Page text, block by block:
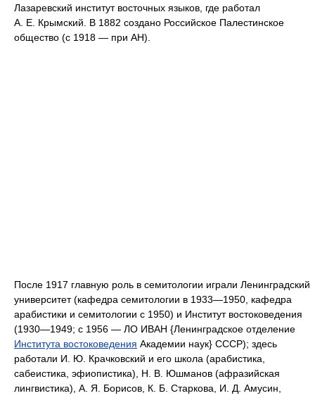
Лазаревский институт восточных языков, где работал
А. Е. Крымский. В 1882 создано Российское Палестинское
общество (с 1918 — при АН).
После 1917 главную роль в семитологии играли Ленинградский
университет (кафедра семитологии в 1933—1950, кафедра
арабистики и семитологии с 1950) и Институт востоковедения
(1930—1949; с 1956 — ЛО ИВАН {Ленинградское отделение
Института востоковедения Академии наук} СССР); здесь
работали И. Ю. Крачковский и его школа (арабистика,
сабеистика, эфиопистика), Н. В. Юшманов (афразийская
лингвистика), А. Я. Борисов, К. Б. Старкова, И. Д. Амусин,